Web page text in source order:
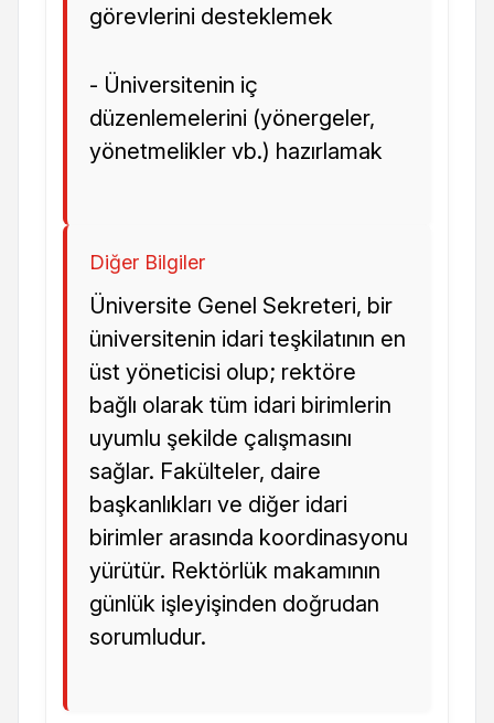
görevlerini desteklemek
- Üniversitenin iç
düzenlemelerini (yönergeler,
yönetmelikler vb.) hazırlamak
Diğer Bilgiler
Üniversite Genel Sekreteri, bir
üniversitenin idari teşkilatının en
üst yöneticisi olup; rektöre
bağlı olarak tüm idari birimlerin
uyumlu şekilde çalışmasını
sağlar. Fakülteler, daire
başkanlıkları ve diğer idari
birimler arasında koordinasyonu
yürütür. Rektörlük makamının
günlük işleyişinden doğrudan
sorumludur.